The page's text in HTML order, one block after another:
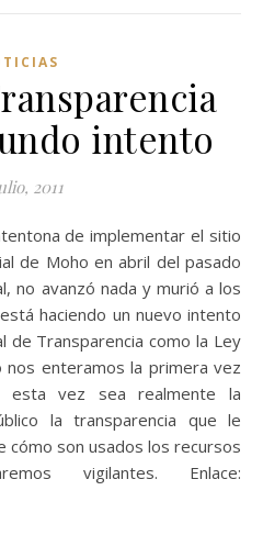
intento
2011
de Moho en abril del pasado
no avanzó nada y murió a los
haciendo un nuevo intento
Transparencia como la Ley
nos enteramos la primera vez
esta vez sea realmente la
la transparencia que le
son usados los recursos
vigilantes. Enlace: